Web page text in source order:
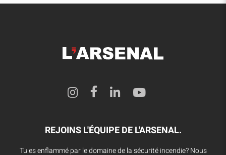
REJOINS L'ÉQUIPE DE L'ARSENAL.
Tu es enflammé par le domaine de la sécurité incendie? Nous